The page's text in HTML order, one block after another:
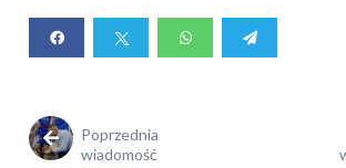
Poprzednia
wiadomość